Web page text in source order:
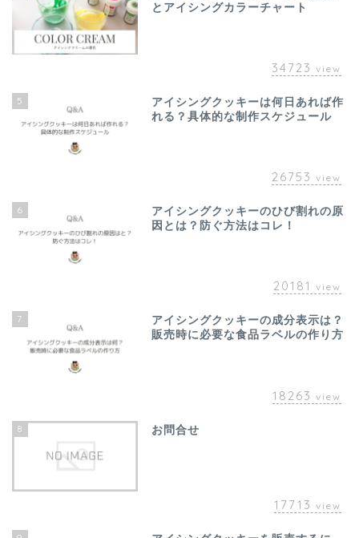
とアイシングカラーチャート
34723 view
5
アイシングクッキーは何日あれば作
れる？具体的な制作スケジュール
26753 view
6
アイシングクッキーのひび割れの原
因とは？防ぐ方法はコレ！
20181 view
7
アイシングクッキーの成分表示は？
販売時に必要な食品ラベルの作り方
18263 view
8 お問合せ
17713 view